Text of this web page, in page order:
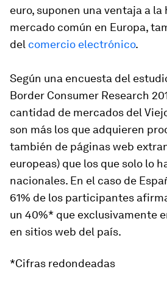
euro, suponen una ventaja a la
mercado común en Europa,
del comercio electrónico.
Según una encuesta del
Border Consumer Research
cantidad de mercados del
son más los que adquieren
también de páginas web
europeas) que los que solo lo
nacionales. En el caso de
61% de los participantes
un 40%* que exclusivamente
en sitios web del país.
*Cifras redondeadas